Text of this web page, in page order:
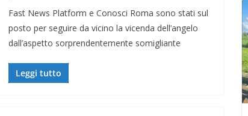
Fast News Platform e Conosci Roma sono stati sul
posto per seguire da vicino la vicenda dell’angelo
dall’aspetto sorprendentemente somigliante
Leggi tutto